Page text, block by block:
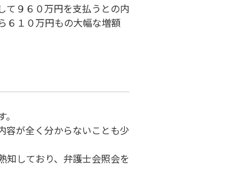
て９６０万円を支払うとの内
６１０万円もの大幅な増額
容が全く分からないことも少
知しており、弁護士会照会を